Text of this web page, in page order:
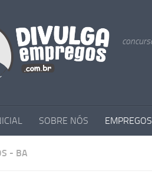
SOBRE NÓS EMPREGOS
- BA